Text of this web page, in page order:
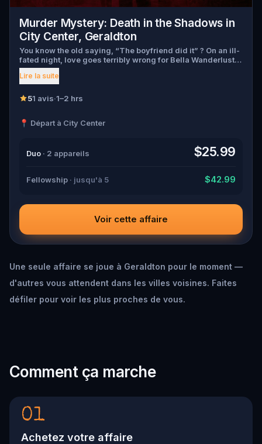
Murder Mystery: Death in the Shadows in
City Center, Geraldton
You know the old saying, “The boyfriend did it” ? On an ill-
fated night, love goes terribly wrong for Bella Wanderlust
and Walter Bridges . Bella, a famous travel blogger, was
found dead during a ghost tour led by the theatrical Percy
Walter, the obsessed boyfriend? Percy, the ghost tour
suspects, and expose the real murderer before they strike
Lire la suite
51 avis·1–2 hrs
📍 Départ à City Center
Duo · 2 appareils $25.99
Fellowship · jusqu'à 5 $42.99
Voir cette affaire
Une seule affaire se joue à Geraldton pour le moment —
d'autres vous attendent dans les villes voisines. Faites
défiler pour voir les plus proches de vous.
Comment ça marche
01
Achetez votre affaire